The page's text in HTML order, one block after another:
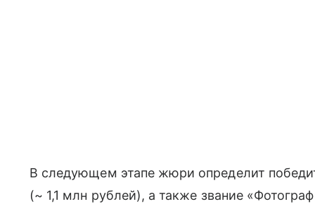
В следующем этапе жюри определит
(~ 1,1 млн рублей), а также звание